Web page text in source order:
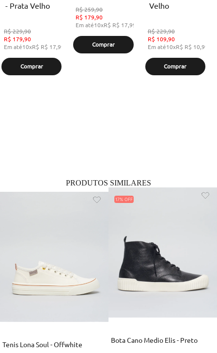
- Prata Velho
R$229,90
R$ 179,90
Em até10xR$ R$ 17,99 sem juros
Comprar
R$259,90
R$ 179,90
Em até10xR$ R$ 17,99
Comprar
Velho
R$229,90
R$ 109,90
Em até10xR$ R$ 10,99
Comprar
PRODUTOS SIMILARES
Tenis Lona Soul - Offwhite
17%
Bota Cano Medio Elis - Preto